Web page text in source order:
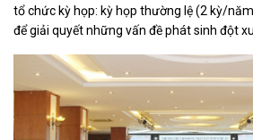
tổ chức kỳ họp: kỳ họp thường lệ (2 kỳ/
để giải quyết những vấn đề phát sinh đột